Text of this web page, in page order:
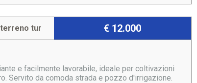
€ 12.000
terreno tur
e facilmente lavorabile, ideale per coltivazioni
Servito da comoda strada e pozzo d'irrigazione.